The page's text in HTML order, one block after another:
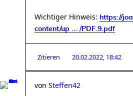
Wichtiger Hinweis: https://
content/up ... /PDF.9.pdf
Zitieren 20.02.2022, 18:42
von Steffen42